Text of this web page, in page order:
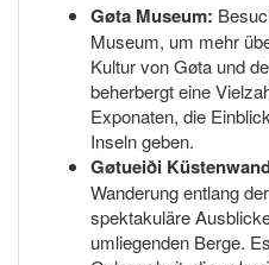
Gøta Museum:
Museum, um mehr
Kultur von Gøta und
beherbergt eine
Exponaten, die
Inseln geben.
Gøtueiði
Wanderung entlang
spektakuläre
umliegenden Berge.